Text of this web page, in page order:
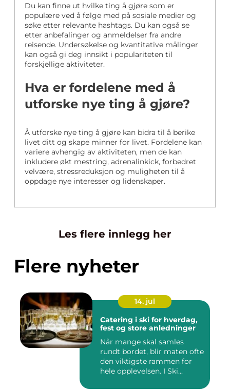
Du kan finne ut hvilke ting å gjøre som er
populære ved å følge med på sosiale medier og
søke etter relevante hashtags. Du kan også se
etter anbefalinger og anmeldelser fra andre
reisende. Undersøkelse og kvantitative målinger
kan også gi deg innsikt i populariteten til
forskjellige aktiviteter.
Hva er fordelene med å
utforske nye ting å gjøre?
Å utforske nye ting å gjøre kan bidra til å berike
livet ditt og skape minner for livet. Fordelene kan
variere avhengig av aktiviteten, men de kan
inkludere økt mestring, adrenalinkick, forbedret
velvære, stressreduksjon og muligheten til å
oppdage nye interesser og lidenskaper.
Les flere innlegg her
Flere nyheter
14. jul
Catering i ski for hverdag,
fest og store anledninger
Når mange skal samles
rundt bordet, blir maten ofte
den viktigste rammen for
hele opplevelsen. I Ski...